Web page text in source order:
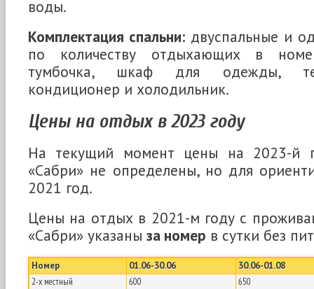
воды.
Комплектация спальни: двуспальные и
по количеству отдыхающих в
тумбочка, шкаф для одежды,
кондиционер и холодильник.
Цены на отдых в 2023 году
На текущий момент цены на 2023-й
«Сабри» не определены, но для
2021 год.
Цены на отдых в 2021-м году с
«Сабри» указаны за номер в сутки без
Номер 01.06-30.06
30.06-01.08
2-х местный
600
650